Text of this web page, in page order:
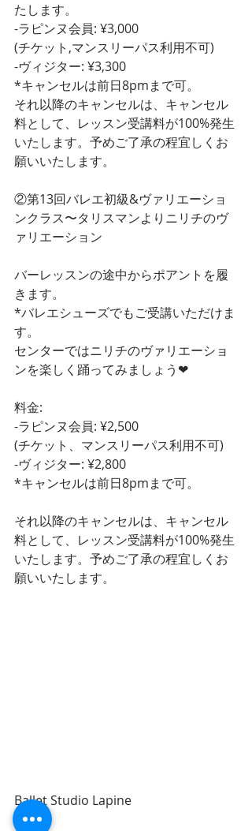
たします。
-ラピンヌ会員: ¥3,000
(チケット,マンスリーパス利用不可)
-ヴィジター: ¥3,300
*キャンセルは前日8pmまで可。
それ以降のキャンセルは、キャンセル
料として、レッスン受講料が100%発生
いたします。予めご了承の程宜しくお
願いいたします。
②第13回バレエ初級&ヴァリエーショ
ンクラス〜タリスマンよりニリチのヴ
ァリエーション
バーレッスンの途中からポアントを履
きます。
*バレエシューズでもご受講いただけま
す。
センターではニリチのヴァリエーショ
ンを楽しく踊ってみましょう❤︎
料金:
-ラピンヌ会員: ¥2,500
(チケット、マンスリーパス利用不可)
-ヴィジター: ¥2,800
*キャンセルは前日8pmまで可。
それ以降のキャンセルは、キャンセル
料として、レッスン受講料が100%発生
いたします。予めご了承の程宜しくお
願いいたします。
Ballet Studio Lapine